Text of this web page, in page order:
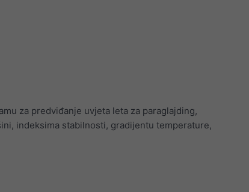
za predviđanje uvjeta leta za paraglajding,
indeksima stabilnosti, gradijentu temperature,